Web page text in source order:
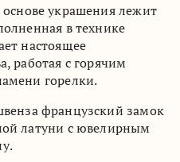
основе украшения лежит
в технике
настоящее
работая с горячим
горелки.
французский замок
латуни с ювелирным